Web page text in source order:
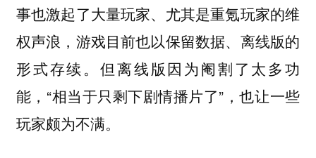
事也激起了大量玩家、尤其是重氪玩家的维
权声浪，游戏目前也以保留数据、离线版的
形式存续。但离线版因为阉割了太多功
能，“相当于只剩下剧情播片了”，也让一些
玩家颇为不满。